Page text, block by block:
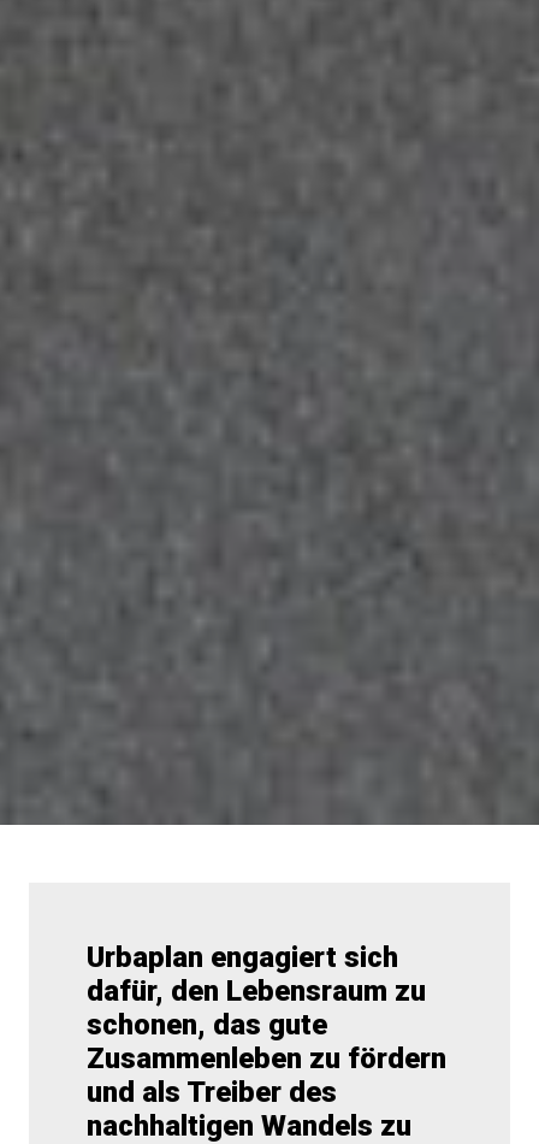
Urbaplan engagiert sich
dafür, den Lebensraum zu
schonen, das gute
Zusammenleben zu fördern
und als Treiber des
nachhaltigen Wandels zu